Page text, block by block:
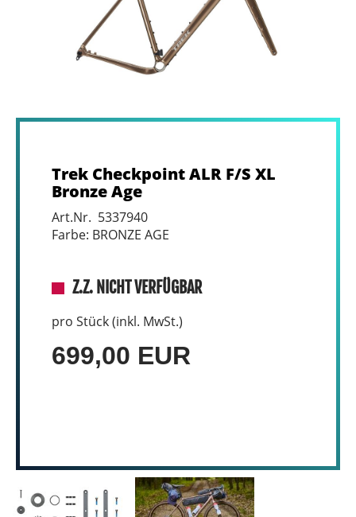
Trek Checkpoint ALR F/S XL
Bronze Age
Art.Nr. 5337940
Farbe: BRONZE AGE
Z.Z. NICHT VERFÜGBAR
pro Stück (inkl. MwSt.)
699,00 EUR